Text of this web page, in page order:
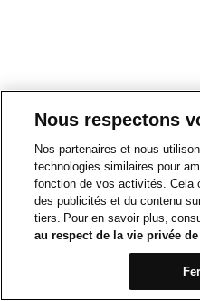
Nous respectons
Nos partenaires et nous
technologies similaires pour
fonction de vos activités. Cela
des publicités et du contenu
tiers. Pour en savoir plus,
au respect de la vie privée